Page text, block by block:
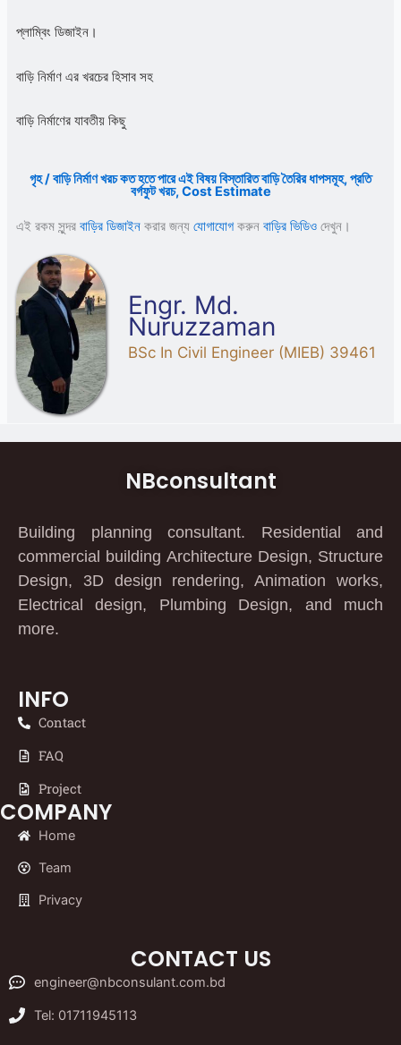
প্লাম্বিং ডিজাইন।
বাড়ি নির্মাণ এর খরচের হিসাব সহ
বাড়ি নির্মাণের যাবতীয় কিছু
গৃহ / বাড়ি নির্মাণ খরচ কত হতে পারে এই বিষয় বিস্তারিত বাড়ি তৈরির ধাপসমূহ, প্রতি
বর্গফুট খরচ, Cost Estimate
এই রকম সুন্দর বাড়ির ডিজাইনকরার জন্য যোগাযোগকরুন বাড়ির ভিডিওদেখুন।
Engr. Md.
Nuruzzaman
BSc In Civil Engineer (MIEB) 39461
NBconsultant
Building planning consultant. Residential and
commercial building Architecture Design, Structure
Design, 3D design rendering, Animation works,
Electrical design, Plumbing Design, and much
more.
INFO
Contact
FAQ
Project
COMPANY
Home
Team
Privacy
CONTACT US
engineer@nbconsulant.com.bd
Tel: 01711945113